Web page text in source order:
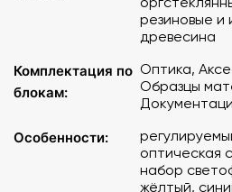
линейка металлическая – 1 шт.
набор светофильтров (красный,
Источник питания постоянного
шт.
Держатель камертона – 1 шт.
Держатель светофильтров с
Столик оптический с
резиновые и
древесина
Комплектация по
блокам:
Оптика,
Образцы
Особенности:
оптическая
набор
жёлтый,